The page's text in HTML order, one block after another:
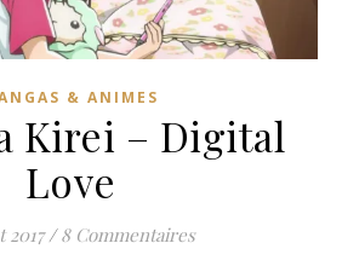
& ANIMES
Kirei – Digital
Love
2017 / 8 Commentaires